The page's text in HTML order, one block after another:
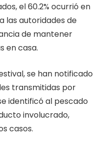
el 60.2% ocurrió en
las autoridades de
de mantener
en casa.
se han notificado
transmitidas por
identificó al pescado
involucrado,
casos.